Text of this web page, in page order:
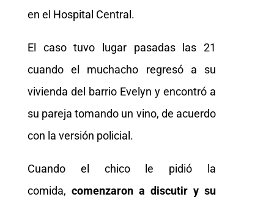
en el Hospital Central.
El caso tuvo lugar pasadas las 21
cuando el muchacho regresó a su
vivienda del barrio Evelyn y encontró a
su pareja tomando un vino, de acuerdo
con la versión policial.
Cuando el chico le pidió la
comida, comenzaron a discutir y su